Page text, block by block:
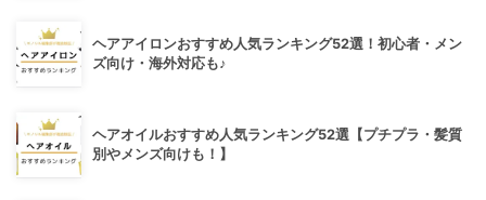
ヘアアイロンおすすめ人気ランキング52選！初心者・メン
ズ向け・海外対応も♪
ヘアオイルおすすめ人気ランキング52選【プチプラ・髪質
別やメンズ向けも！】